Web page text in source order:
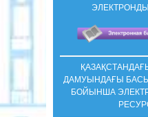
ДАМУЫНДАҒЫ
БОЙЫНША